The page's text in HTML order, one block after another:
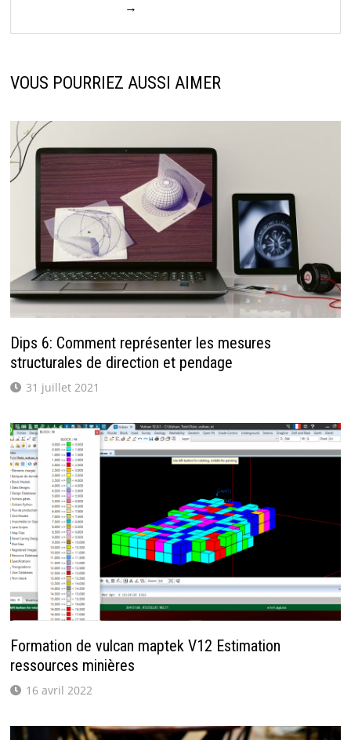
→
VOUS POURRIEZ AUSSI AIMER
Dips 6: Comment représenter les mesures
structurales de direction et pendage
31 juillet 2021
Formation de vulcan maptek V12 Estimation
ressources minières
16 avril 2022